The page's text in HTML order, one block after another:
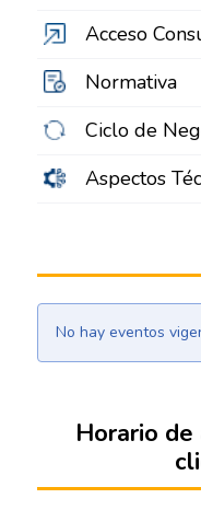
Acceso
Normativa
Ciclo de
Aspectos
No hay eventos
Horario